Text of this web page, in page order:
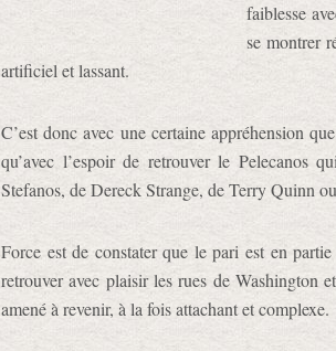
faiblesse
se montrer
artificiel et lassant.
C’est donc avec une certaine appréhension
qu’avec l’espoir de retrouver le Pelecanos
Stefanos, de Dereck Strange, de Terry Quinn
Force est de constater que le pari est en
retrouver avec plaisir les rues de Washington
amené à revenir, à la fois attachant et complexe.